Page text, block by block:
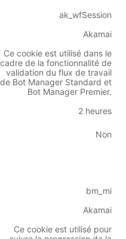
ak_wfSession
Akamai
Ce cookie est utilisé dans le
cadre de la fonctionnalité de
validation du flux de travail
de Bot Manager Standard et
Bot Manager Premier.
2 heures
Non
bm_mi
Akamai
Ce cookie est utilisé pour